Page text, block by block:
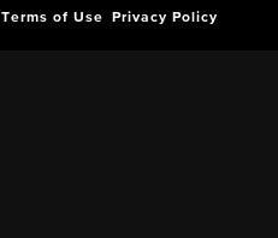
Terms of Use Privacy Policy